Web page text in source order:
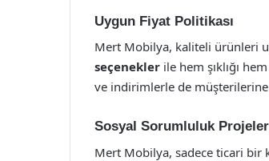
Uygun Fiyat Politikası
Mert Mobilya, kaliteli ürünleri
seçenekler ile hem şıklığı
ve indirimlerle de müşterilerine
Sosyal Sorumluluk
Mert Mobilya, sadece ticari bir